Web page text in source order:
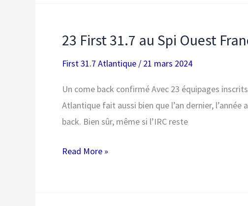
23 First 31.7 au Spi Ouest
First 31.7 Atlantique / 21 mars 2024
Un come back confirmé Avec 23 équipages
Atlantique fait aussi bien que l’an dernier,
back. Bien sûr, même si l’IRC reste
23
Read More »